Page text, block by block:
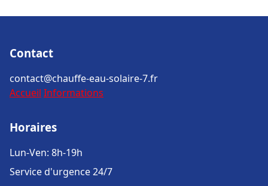
Contact
contact@chauffe-eau-solaire-7.fr
Accueil Informations
Horaires
Lun-Ven: 8h-19h
Service d'urgence 24/7